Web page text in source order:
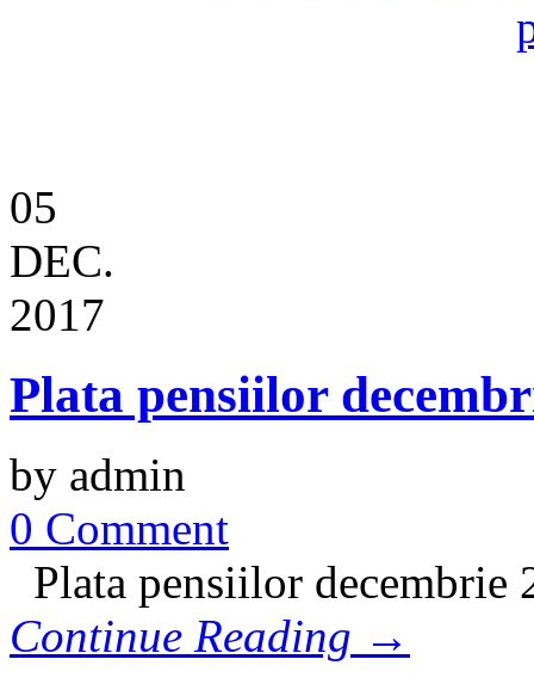
05
DEC.
2017
Plata pensiilor
by admin
0 Comment
Plata pensiilor decembrie
Continue Reading →